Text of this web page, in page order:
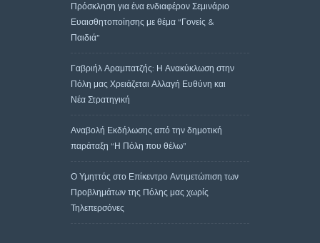
Πρόσκληση για ένα ενδιαφέρον Σεμινάριο
Ευαισθητοποίησης με θέμα “Γονείς &
Παιδιά”
Γαβριήλ Αραμπατζής: Η Ανακύκλωση στην
Πόλη μας Χρειάζεται Αλλαγή Ευθύνη και
Νέα Στρατηγική
Αναβολή Εκδήλωσης από την δημοτική
παράταξη “Η Πόλη που θέλω”
Ο Υμηττός στο Επίκεντρο Αντιμετώπιση των
Προβλημάτων της Πόλης μας χωρίς
Τηλεπερσόνες